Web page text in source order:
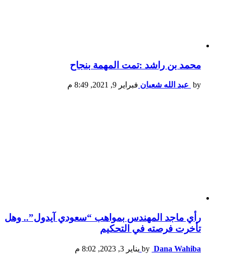
محمد بن راشد :تمت المهمة بنجاح
by عبد الله شعبان فبراير 9, 2021, 8:49 م
رأي ماجد المهندس بمواهب “سعودي آيدول”.. وهل
تأخرت فرصته في التحكيم
by Dana Wahiba يناير 3, 2023, 8:02 م